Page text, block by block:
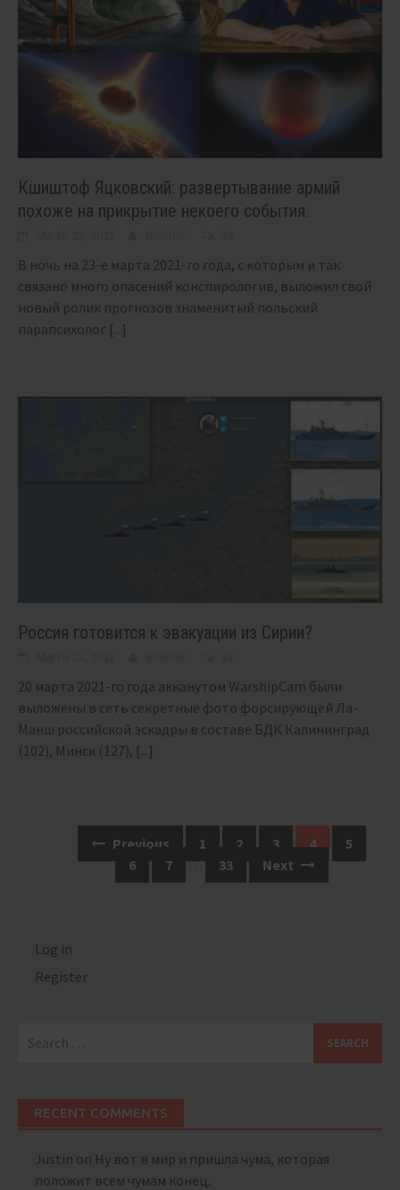
Кшиштоф Яцковский: развертывание армий
похоже на прикрытие некоего события.
В ночь на 23-е марта 2021-го года, с которым и так
связано много опасений конспирологив, выложил свой
новый ролик прогнозов знаменитый польский
парапсихолог [...]
Россия готовится к эвакуации из Сирии?
20 марта 2021-го года акканутом WarshipCam были
выложены в сеть секретные фото форсирующей Ла-
Манш российской эскадры в составе БДК Калининград
(102), Минск (127), [...]
navigation
Previous 1 2 3 4
5
6
7 … 33 Next
Log in
Register
for:
RECENT COMMENTS
Justin on Ну вот в мир и пришла чума, которая
положит всем чумам конец.